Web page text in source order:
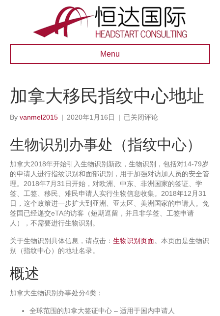
Menu
加拿大移民指纹中心地址
By vanmel2015 | 2020年1月16日 | 加
移
指
纹
中
心
地
址
已关闭评论
生物识别办事处（指纹中心）
加拿大2018年开始引入生物识别新政，生物识别，包括对14-79岁
的申请人进行指纹识别和面部识别，用于加强对访加人员的安全管
理。2018年7月31日开始，对欧洲、中东、非洲国家的签证、学
签、工签、移民、难民申请人实行生物信息收集。2018年12月31
日，这个政策进一步扩大到亚洲、亚太区、美洲国家的申请人。免
签国已经递交eTA的访客（短期逗留，并且非学签、工签申请
人），不需要进行生物识别。
关于生物识别具体信息，请点击： 生物识别页面。本页面是生物识
别（指纹中心）的地址名录。
概述
加拿大生物识别办事处分4类：
全球范围的加拿大签证中心 – 适用于国内申请人